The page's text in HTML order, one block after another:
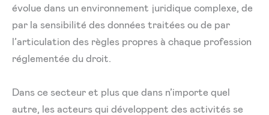
évolue dans un environnement juridique complexe, de
par la sensibilité des données traitées ou de par
l’articulation des règles propres à chaque profession
réglementée du droit.
Dans ce secteur et plus que dans n’importe quel
autre, les acteurs qui développent des activités se